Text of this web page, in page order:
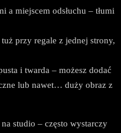
a miejscem odsłuchu – tłumi
przy regale z jednej strony,
i twarda – możesz dodać
lub nawet… duży obraz z
studio – często wystarczy